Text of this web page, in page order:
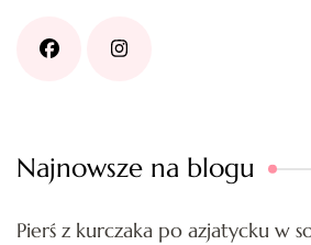
Najnowsze na blogu
Pierś z kurczaka po azjatycku w